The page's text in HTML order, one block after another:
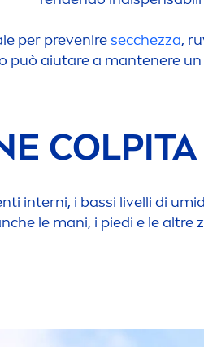
per preveniresecchezza,
può aiutare a mantenere un
interni, i bassi livelli di
le mani, i piedi e le